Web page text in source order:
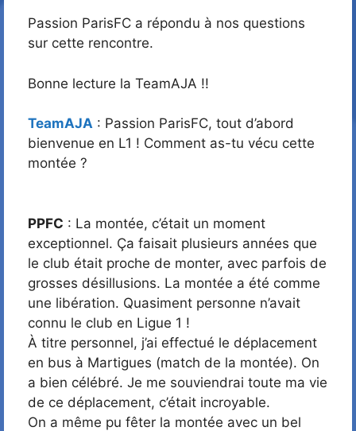
Passion ParisFC a répondu à nos questions
sur cette rencontre.
Bonne lecture la TeamAJA !!
TeamAJA : Passion ParisFC, tout d’abord
bienvenue en L1 ! Comment as-tu vécu cette
montée ?
PPFC : La montée, c’était un moment
exceptionnel. Ça faisait plusieurs années que
le club était proche de monter, avec parfois de
grosses désillusions. La montée a été comme
une libération. Quasiment personne n’avait
connu le club en Ligue 1 !
À titre personnel, j’ai effectué le déplacement
en bus à Martigues (match de la montée). On
a bien célébré. Je me souviendrai toute ma vie
de ce déplacement, c’était incroyable.
On a même pu fêter la montée avec un bel